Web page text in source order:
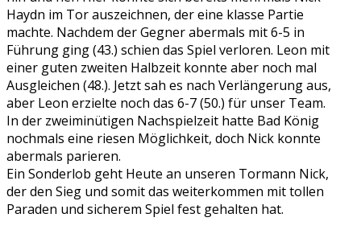
Haydn im Tor auszeichnen, der eine klasse Partie
machte. Nachdem der Gegner abermals mit 6-5 in
Führung ging (43.) schien das Spiel verloren. Leon mit
einer guten zweiten Halbzeit konnte aber noch mal
Ausgleichen (48.). Jetzt sah es nach Verlängerung aus,
aber Leon erzielte noch das 6-7 (50.) für unser Team.
In der zweiminütigen Nachspielzeit hatte Bad König
nochmals eine riesen Möglichkeit, doch Nick konnte
abermals parieren.
Ein Sonderlob geht Heute an unseren Tormann Nick,
der den Sieg und somit das weiterkommen mit tollen
Paraden und sicherem Spiel fest gehalten hat.